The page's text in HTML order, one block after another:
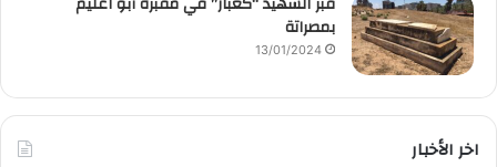
بمصراتة
13/01/2024
اخر الأخبار